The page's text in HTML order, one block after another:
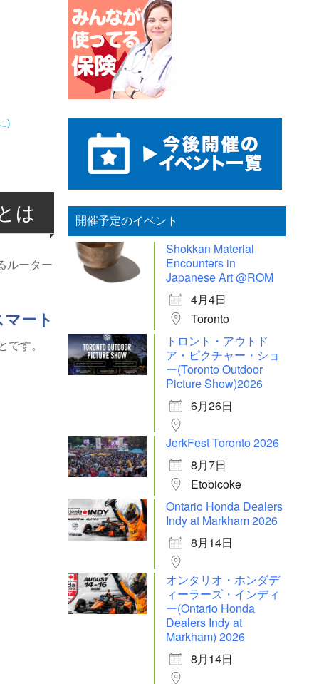
)
は
ルーター
ート
です。
開催予定のイベント
Shokkan Material
Encounters in
Japanese Art @ROM
4月4日
Toronto
トロント・アウトド
ア・ピクチャー・ショ
ー(Toronto Outdoor
Picture Show)2026
6月26日
JerkFest Toronto 2026
8月7日
Etobicoke
Ontario Honda Dealers
Indy at Markham 2026
8月14日
オンタリオ・ホンダデ
ィーラーズ・インディ
ー(Ontario Honda
Dealers Indy at
Markham) 2026
8月14日